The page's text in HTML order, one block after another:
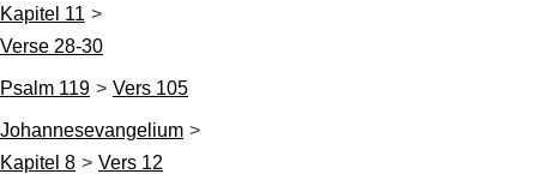
Kapitel 11
Verse 28-30
Psalm 119 Vers 105
Johannesevangelium
Kapitel 8
Vers 12